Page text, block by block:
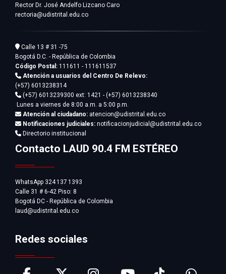
Rector Dr. José Andelfo Lizcano Caro
rectoria@udistrital.edu.co
Calle 13 # 31 -75
Bogotá D.C. - República de Colombia
Código Postal: 111611 - 111611537
Atención a usuarios del Centro De Relevo:
(+57) 6013238314
(+57) 6013239300 ext: 1421 - (+57) 6013238340
Lunes a viernes de 8:00 a.m. a 5:00 p.m.
Atención al ciudadano: atencion@udistrital.edu.co
Notificaciones judiciales: notificacionjudicial@udistrital.edu.co
Directorio institucional
Contacto LAUD 90.4 FM ESTÉREO
WhatsApp 324 137 1393
Calle 31 # 6-42 Piso: 8
Bogotá DC - República de Colombia
laud@udistrital.edu.co
Redes sociales